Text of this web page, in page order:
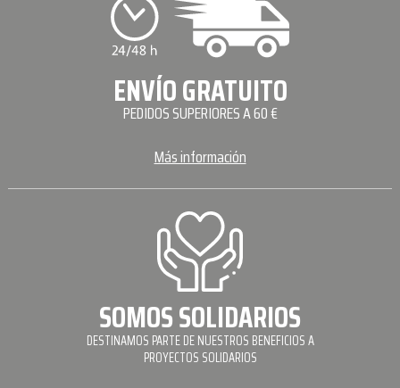
ENVÍO GRATUITO
PEDIDOS SUPERIORES A 60 €
Más información
SOMOS SOLIDARIOS
DESTINAMOS PARTE DE NUESTROS BENEFICIOS A
PROYECTOS SOLIDARIOS